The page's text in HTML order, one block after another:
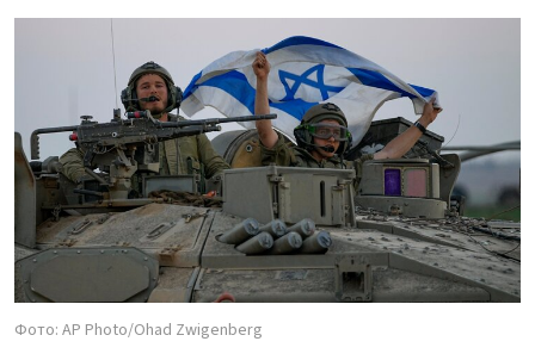
Фото: AP Photo/Ohad Zwigenberg